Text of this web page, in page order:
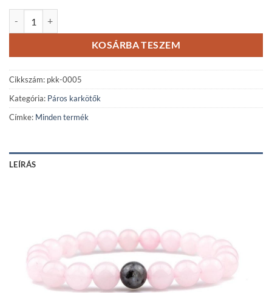
KOSÁRBA TESZEM
Cikkszám: pkk-0005
Kategória: Páros karkötők
Címke: Minden termék
LEÍRÁS